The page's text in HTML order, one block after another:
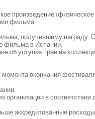
произведение
фильма.
получившему награду.
фильма в Испании.
об уступке прав на
окончания
в соответствии
аккредитованные